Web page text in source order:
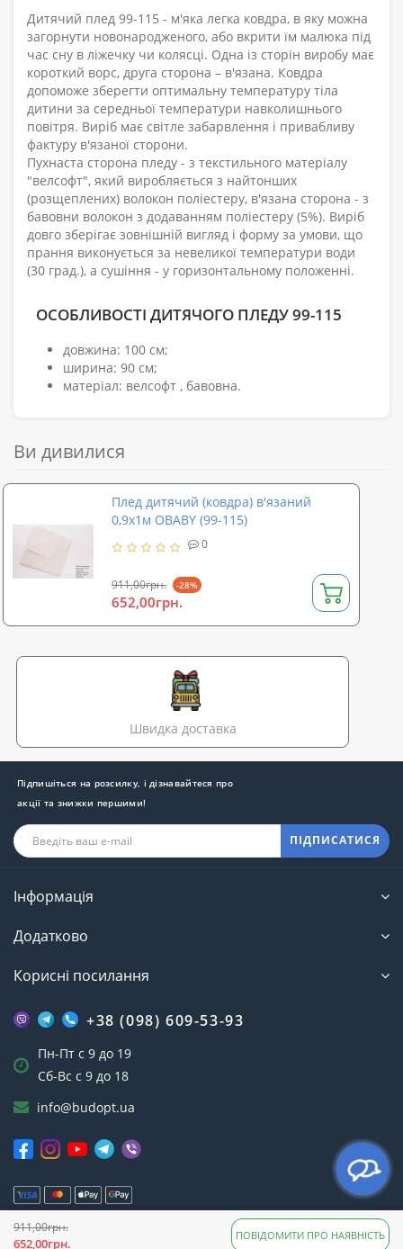
911,00грн.
652,00грн.
ПОВІДОМИТИ ПРО НАЯВНІСТЬ
Дитячий плед 99-115 - м'яка легка ковдра, в яку можна
загорнути новонародженого, або вкрити їм малюка під
час сну в ліжечку чи колясці. Одна із сторін виробу має
короткий ворс, друга сторона – в'язана. Ковдра
допоможе зберегти оптимальну температуру тіла
дитини за середньої температури навколишнього
повітря. Виріб має світле забарвлення і привабливу
фактуру в'язаної сторони.
Пухнаста сторона пледу - з текстильного матеріалу
"велсофт", який виробляється з найтонших
(розщеплених) волокон поліестеру, в'язана сторона - з
бавовни волокон з додаванням поліестеру (5%). Виріб
довго зберігає зовнішній вигляд і форму за умови, що
прання виконується за невеликої температури води
(30 град.), а сушіння - у горизонтальному положенні.
ОСОБЛИВОСТІ ДИТЯЧОГО ПЛЕДУ 99-115
довжина: 100 см;
ширина: 90 см;
матеріал: велсофт , бавовна.
Ви дивилися
Плед дитячий (ковдра) в'язаний
0,9х1м OBABY (99-115)
0
911,00грн. -28%
652,00грн.
Швидка доставка
Підпишіться на розсилку, і дізнавайтеся про
акції та знижки першими!
ПІДПИСАТИСЯ
Інформація
Додатково
Корисні посилання
+38 (098) 609-53-93
Пн-Пт с 9 до 19
Сб-Вс с 9 до 18
info@budopt.ua
Інтернет-магазин БудОпт™ © 2023